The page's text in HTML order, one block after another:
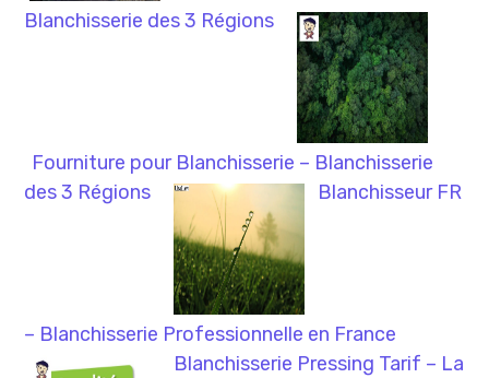
Blanchisserie des 3 Régions
Fourniture pour Blanchisserie – Blanchisserie
des 3 Régions
Blanchisseur FR
– Blanchisserie Professionnelle en France
Blanchisserie Pressing Tarif – La